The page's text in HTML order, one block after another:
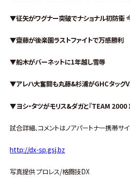
▼征矢がワグナー突破でナショナル初防衛
▼齋藤が後楽園ラストファイトで万感勝利
▼船木がバーネットに1年越し雪辱
▼アレハ大奮闘も丸藤&杉浦がGHCタッグ
▼ヨシ・タツがモリス&ダガと『TEAM 2000
試合詳細、コメントはノアパートナー携帯サイ
http://dx-sp.gsj.bz
写真提供 プロレス/格闘技DX